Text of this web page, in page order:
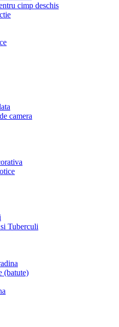
cimp deschis
camera
Tuberculi
(batute)